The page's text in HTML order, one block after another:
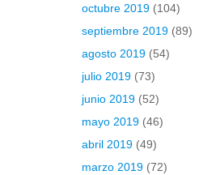
octubre 2019 (104)
septiembre 2019 (89)
agosto 2019 (54)
julio 2019 (73)
junio 2019 (52)
mayo 2019 (46)
abril 2019 (49)
marzo 2019 (72)